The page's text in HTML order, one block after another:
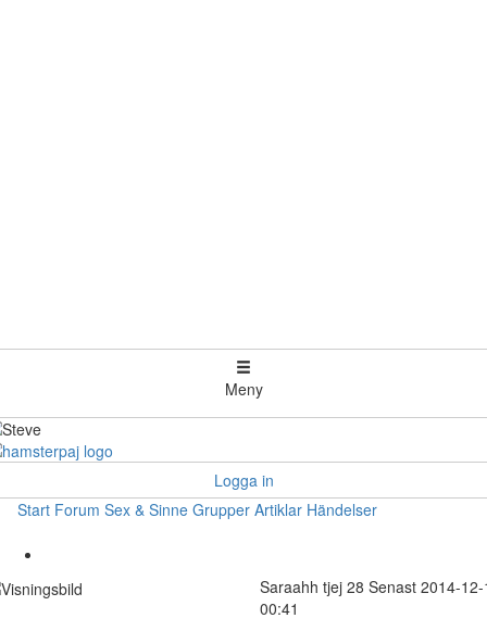
Meny
Logga in
Start Forum Sex & Sinne Grupper Artiklar Händelser
Saraahh tjej 28 Senast 2014-
00:41